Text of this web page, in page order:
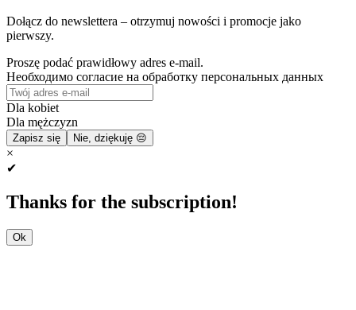
Dołącz do newslettera – otrzymuj nowości i promocje jako
pierwszy.
Proszę podać prawidłowy adres e-mail.
Необходимо согласие на обработку персональных данных
Dla kobiet
Dla mężczyzn
Zapisz się Nie, dziękuję 😔
×
✔
Thanks for the subscription!
Ok